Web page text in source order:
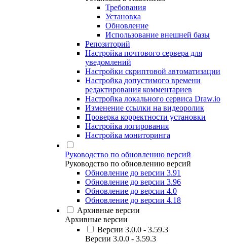
Требования
Установка
Обновление
Использование внешней базы
Репозиторий
Настройка почтового сервера для
уведомлений
Настройки скриптовой автоматизации
Настройка допустимого времени
редактирования комментариев
Настройка локального сервиса Draw.io
Изменение ссылки на видеоролик
Проверка корректности установки
Настройка логирования
Настройка мониторинга
Руководство по обновлению версий
Руководство по обновлению версий
Обновление до версии 3.91
Обновление до версии 3.96
Обновление до версии 4.0
Обновление до версии 4.18
Архивные версии
Архивные версии
Версии 3.0.0 - 3.59.3
Версии 3.0.0 - 3.59.3